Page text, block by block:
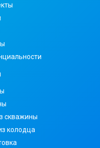
скважины
колодца